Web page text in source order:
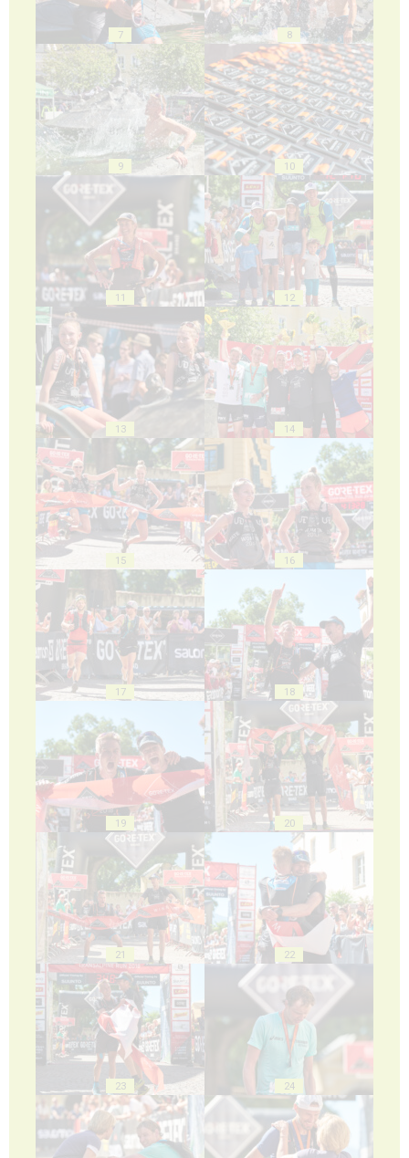
7 8
9 10
11 12
13 14
15 16
17 18
19 20
21 22
23 24